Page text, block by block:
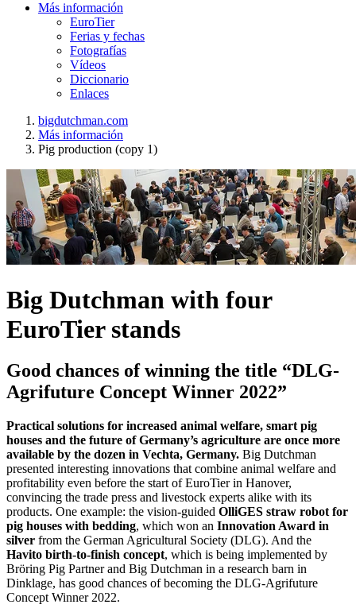
Más información
EuroTier
Ferias y fechas
Fotografías
Vídeos
Diccionario
Enlaces
bigdutchman.com
Más información
Pig production (copy 1)
Big Dutchman with four
EuroTier stands
Good chances of winning the title “DLG-
Agrifuture Concept Winner 2022”
Practical solutions for increased animal welfare, smart pig
houses and the future of Germany’s agriculture are once more
available by the dozen in Vechta, Germany. Big Dutchman
presented interesting innovations that combine animal welfare and
profitability even before the start of EuroTier in Hanover,
convincing the trade press and livestock experts alike with its
products. One example: the vision-guided OlliGES straw robot for
pig houses with bedding, which won an Innovation Award in
silver from the German Agricultural Society (DLG). And the
Havito birth-to-finish concept, which is being implemented by
Bröring Pig Partner and Big Dutchman in a research barn in
Dinklage, has good chances of becoming the DLG-Agrifuture
Concept Winner 2022.